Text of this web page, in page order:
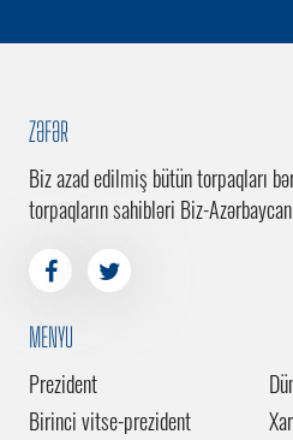
ZƏFƏR
Biz azad edilmiş bütün torpaqları
torpaqların sahibləri Biz-Azərbaycan
MENYU
Prezident
Birinci vitse-prezident